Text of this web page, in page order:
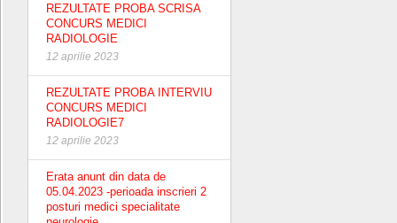
REZULTATE PROBA SCRISA
CONCURS MEDICI
RADIOLOGIE
12 aprilie 2023
REZULTATE PROBA INTERVIU
CONCURS MEDICI
RADIOLOGIE7
12 aprilie 2023
Erata anunt din data de
05.04.2023 -perioada inscrieri 2
posturi medici specialitate